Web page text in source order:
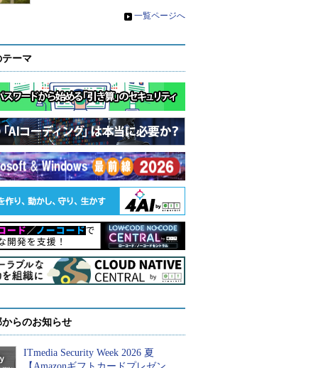
» 一覧ページへ
ーマ
らのお知らせ
ITmedia Security Week 2026 夏